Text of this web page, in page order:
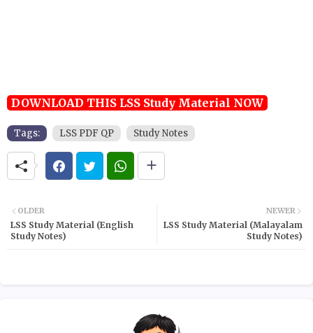
DOWNLOAD THIS LSS Study Material NOW
Tags: LSS PDF QP Study Notes
NEWER
LSS Study Material (Malayalam
Study Notes)
OLDER
LSS Study Material (English
Study Notes)